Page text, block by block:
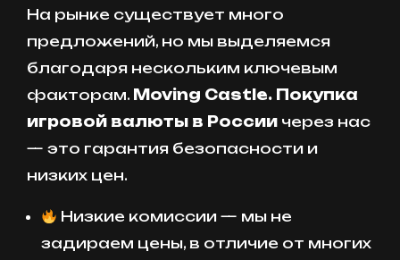
На рынке существует много
предложений, но мы выделяемся
благодаря нескольким ключевым
факторам. Moving Castle. Покупка
игровой валюты в России через нас
— это гарантия безопасности и
низких цен.
Низкие комиссии — мы не
задираем цены, в отличие от многих